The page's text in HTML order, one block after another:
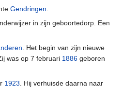
Gendringen.
in zijn geboortedorp. Een
. Het begin van zijn nieuwe
was op 7 februari 1886 geboren
1923. Hij verhuisde daarna naar